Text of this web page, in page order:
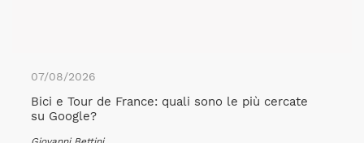
07/08/2026
Bici e Tour de France: quali sono le più cercate
su Google?